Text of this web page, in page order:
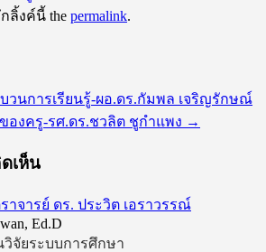
ลิ้งค์นี้ the permalink.
บวนการเรียนรู้-ผอ.ดร.กัมพล เจริญรักษณ์
องครู-รศ.ดร.ชวลิต ชูกำแพง →
เห็น
าจารย์ ดร. ประวิต เอราวรรณ์
Ed.D
จัยระบบการศึกษา